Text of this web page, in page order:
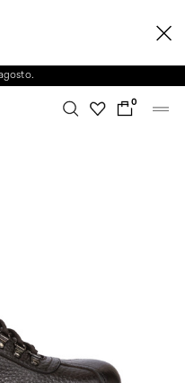
il Servizio Clienti non sarà
0